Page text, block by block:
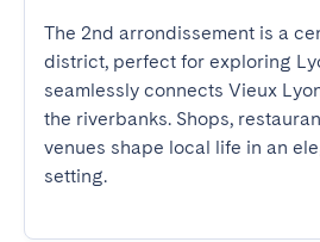
The 2nd arrondissement is a
district, perfect for exploring
seamlessly connects Vieux
the riverbanks. Shops,
venues shape local life in an
setting.